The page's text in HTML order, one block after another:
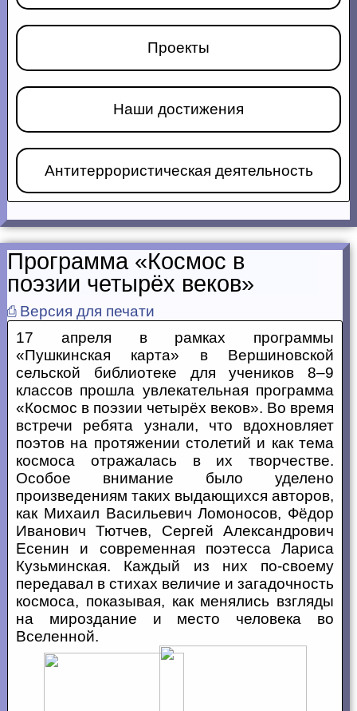
Проекты
Наши достижения
Антитеррористическая деятельность
Программа «Космос в
поэзии четырёх веков»
⎙ Версия для печати
17 апреля в рамках программы
«Пушкинская карта» в Вершиновской
сельской библиотеке для учеников 8–9
классов прошла увлекательная программа
«Космос в поэзии четырёх веков». Во время
встречи ребята узнали, что вдохновляет
поэтов на протяжении столетий и как тема
космоса отражалась в их творчестве.
Особое внимание было уделено
произведениям таких выдающихся авторов,
как Михаил Васильевич Ломоносов, Фёдор
Иванович Тютчев, Сергей Александрович
Есенин и современная поэтесса Лариса
Кузьминская. Каждый из них по-своему
передавал в стихах величие и загадочность
космоса, показывая, как менялись взгляды
на мироздание и место человека во
Вселенной.